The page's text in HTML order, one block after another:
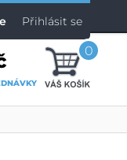
Přihlásit se
0